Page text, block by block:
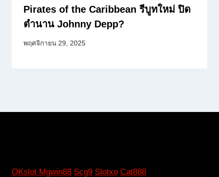
Pirates of the Caribbean รีบูทใหม่ ปิด
ตำนาน Johnny Depp?
พฤศจิกายน 29, 2025
OKslot Mgwin88 Scg9 Slotxo Cat888